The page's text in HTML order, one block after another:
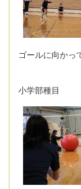
ゴールに向かっ
小学部種目